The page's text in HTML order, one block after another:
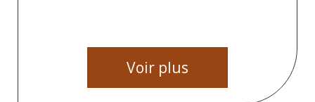
Voir plus